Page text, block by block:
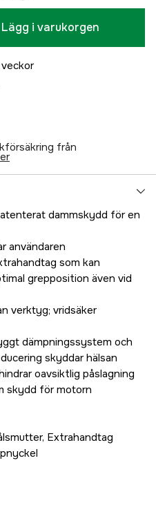
Lägg i varukorgen
från
dammskydd för en
användaren
som kan
grepposition även vid
verktyg; vridsäker
dämpningssystem och
skyddar hälsan
oavsiktlig påslagning
skydd för motorn
Extrahandtag